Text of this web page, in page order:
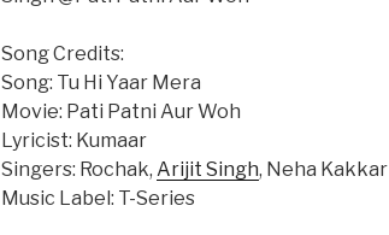
Song Credits:
Song: Tu Hi Yaar Mera
Movie: Pati Patni Aur Woh
Lyricist: Kumaar
Singers: Rochak, Arijit Singh, Neha Kakkar
Music Label: T-Series